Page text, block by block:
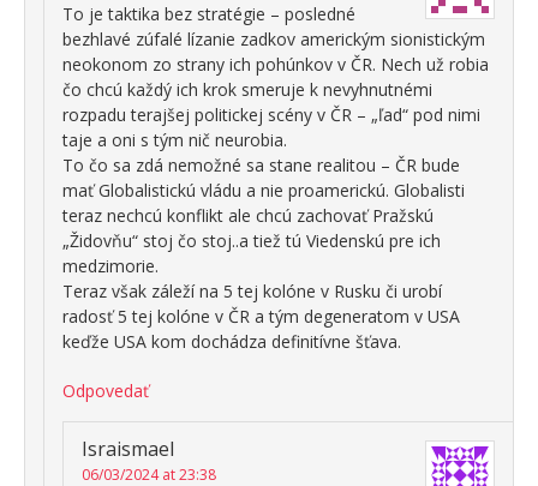
To je taktika bez stratégie – posledné
bezhlavé zúfalé lízanie zadkov americkým sionistickým
neokonom zo strany ich pohúnkov v ČR. Nech už robia
čo chcú každý ich krok smeruje k nevyhnutnémi
rozpadu terajšej politickej scény v ČR – „ľad“ pod nimi
taje a oni s tým nič neurobia.
To čo sa zdá nemožné sa stane realitou – ČR bude
mať Globalistickú vládu a nie proamerickú. Globalisti
teraz nechcú konflikt ale chcú zachovať Pražskú
„Židovňu“ stoj čo stoj..a tiež tú Viedenskú pre ich
medzimorie.
Teraz však záleží na 5 tej kolóne v Rusku či urobí
radosť 5 tej kolóne v ČR a tým degeneratom v USA
keďže USA kom dochádza definitívne šťava.
Odpovedať
Israismael
06/03/2024 at 23:38